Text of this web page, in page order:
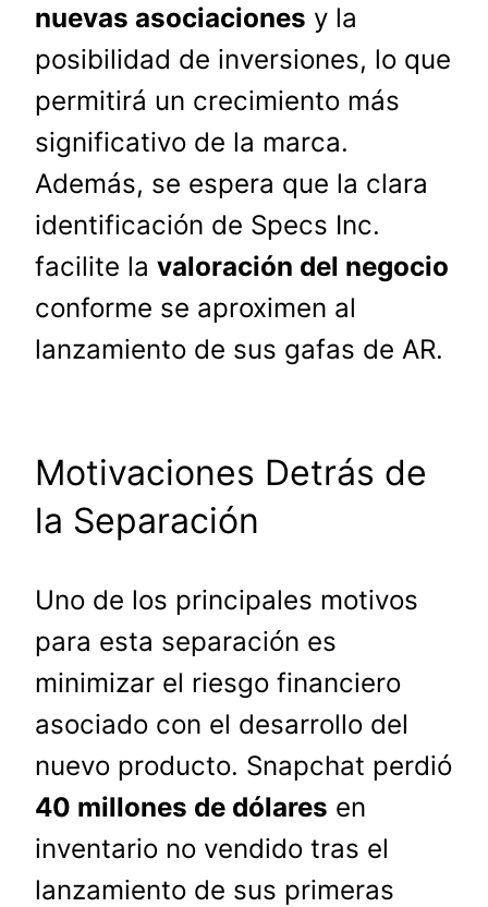
nuevas asociaciones y la
posibilidad de inversiones, lo que
permitirá un crecimiento más
significativo de la marca.
Además, se espera que la clara
identificación de Specs Inc.
facilite la valoración del negocio
conforme se aproximen al
lanzamiento de sus gafas de AR.
Motivaciones Detrás de
la Separación
Uno de los principales motivos
para esta separación es
minimizar el riesgo financiero
asociado con el desarrollo del
nuevo producto. Snapchat perdió
40 millones de dólares en
inventario no vendido tras el
lanzamiento de sus primeras